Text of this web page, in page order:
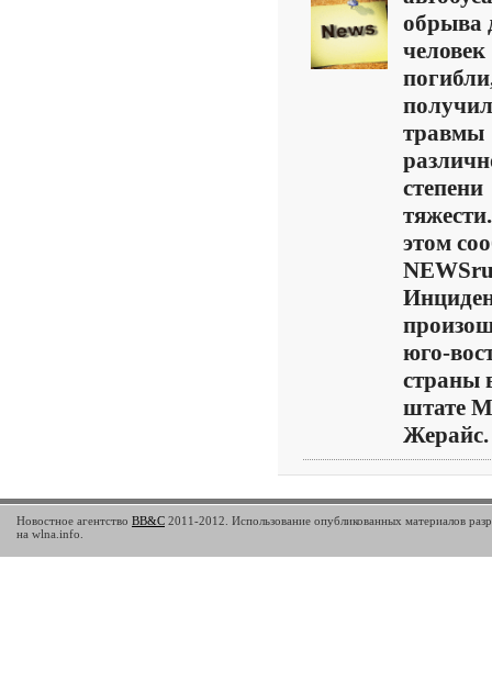
обрыва
человек
травмы
степени
этом
юго-
страны
штате
Жерайс.
Новостное агентство BB&C 2011-2012. Использование опубликованных материалов
на wlna.info.